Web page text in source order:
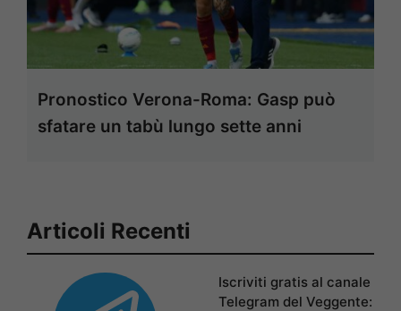
Pronostico Verona-Roma: Gasp può
sfatare un tabù lungo sette anni
Articoli Recenti
Iscriviti gratis al canale
Telegram del Veggente: